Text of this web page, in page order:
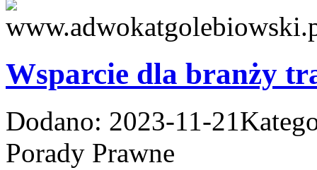
Wsparcie dla branży
Dodano: 2023-11-21
Porady Prawne